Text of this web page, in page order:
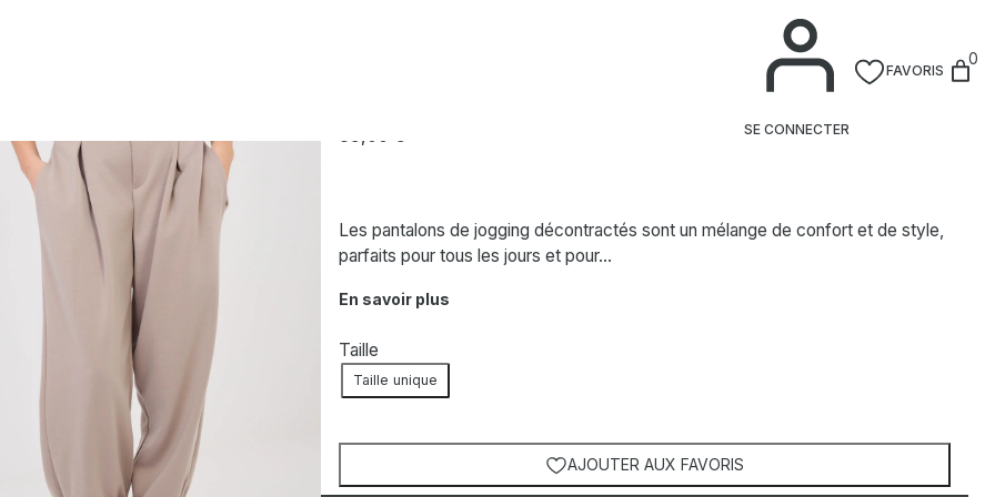
SE CONNECTER
FAVORIS
0
35,00 €
Les pantalons de jogging décontractés sont un mélange de confort et de style,
parfaits pour tous les jours et pour…
En savoir plus
Taille
Taille unique
AJOUTER AUX FAVORIS